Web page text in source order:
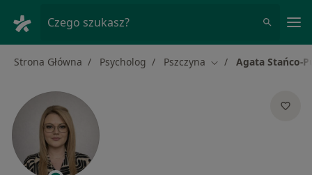
Czego szukasz?
Strona Główna Psycholog Pszczyna Zmień miasto
Agata Stańco-